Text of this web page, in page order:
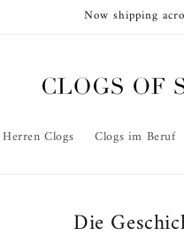
Now shipping
Herren Clogs Clogs im Beruf
Die